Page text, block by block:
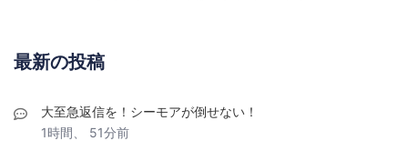
最新の投稿
大至急返信を！シーモアが倒せない！
1時間、 51分前